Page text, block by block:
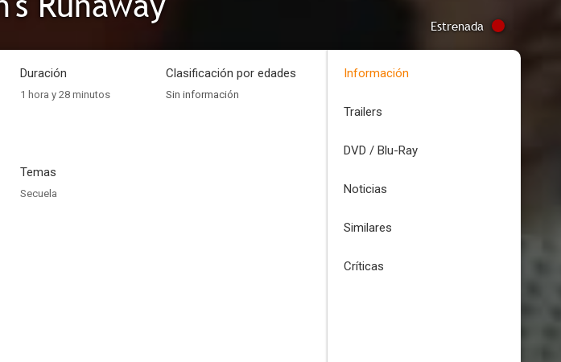
Estrenada
Duración
1 hora y 28 minutos
Clasificación por edades
Sin información
Temas
Secuela
Información
Trailers
DVD / Blu-Ray
Noticias
Similares
Críticas